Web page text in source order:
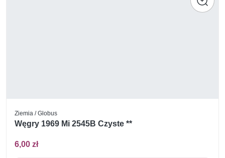
Ziemia / Globus
Węgry 1969 Mi 2545B Czyste **
6,00 zł